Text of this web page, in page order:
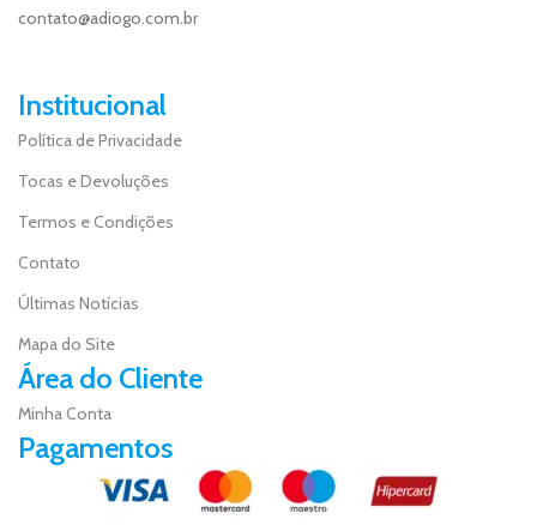
contato@adiogo.com.br
Institucional
Política de Privacidade
Tocas e Devoluções
Termos e Condições
Contato
Últimas Notícias
Mapa do Site
Área do Cliente
Minha Conta
Pagamentos